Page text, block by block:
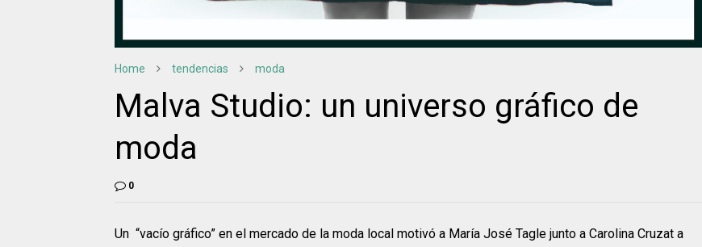
Home tendencias moda
Malva Studio: un universo gráfico de
moda
0
Un “vacío gráfico” en el mercado de la moda local motivó a María José Tagle junto a Carolina Cruzat a